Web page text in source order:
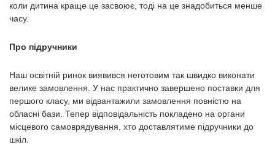
коли дитина краще це засвоює, тоді на це знадобиться менше
часу.
Про підручники
Наш освітній ринок виявився неготовим так швидко виконати
велике замовлення. У нас практично завершено поставки для
першого класу, ми відвантажили замовлення повністю на
обласні бази. Тепер відповідальність покладено на органи
місцевого самоврядування, хто доставлятиме підручники до
шкіл.